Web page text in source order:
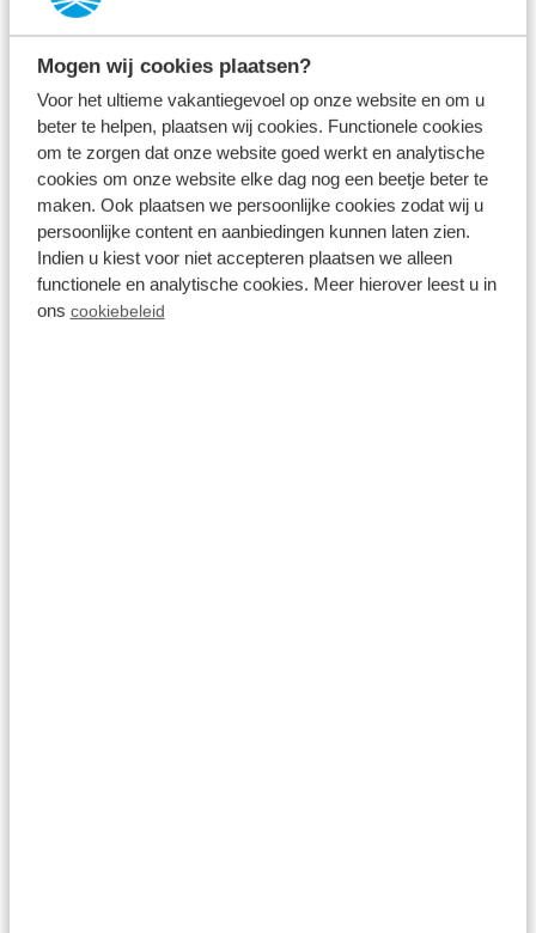
Mogen wij cookies plaatsen?
Voor het ultieme vakantiegevoel op onze website en om u
beter te helpen, plaatsen wij cookies. Functionele cookies
om te zorgen dat onze website goed werkt en analytische
cookies om onze website elke dag nog een beetje beter te
maken. Ook plaatsen we persoonlijke cookies zodat wij u
persoonlijke content en aanbiedingen kunnen laten zien.
Indien u kiest voor niet accepteren plaatsen we alleen
functionele en analytische cookies. Meer hierover leest u in
ons cookiebeleid
Verschiedene Einrichtungen, darunter ein
beheiztes Außenschwimmbad
Mo 10. August - Fr 14. August
4 Nächte
2 Gäste
Ab:
606,00 €
Unterkünfte ansehen
Mehr Infos zum Ferienpark